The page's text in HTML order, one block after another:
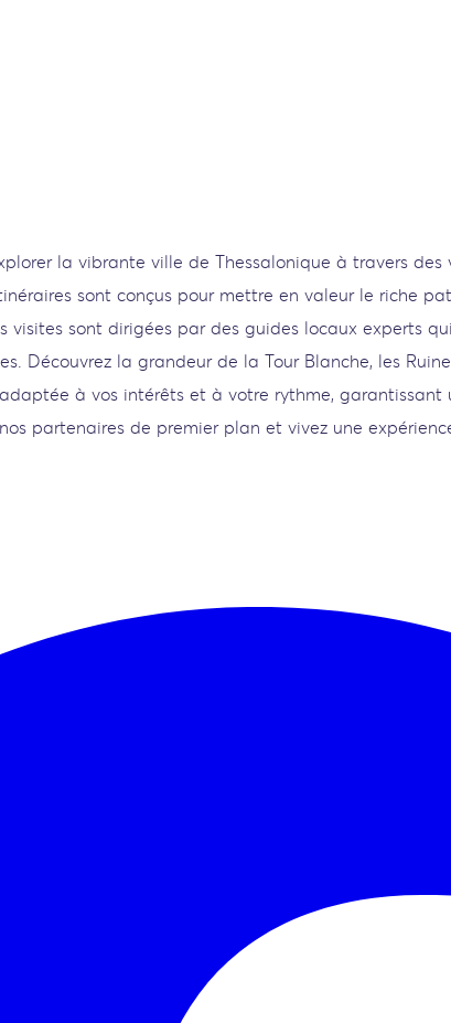
la vibrante ville de Thessalonique à travers
sont conçus pour mettre en valeur le riche
sont dirigées par des guides locaux experts
Découvrez la grandeur de la Tour Blanche, les
à vos intérêts et à votre rythme,
partenaires de premier plan et vivez une